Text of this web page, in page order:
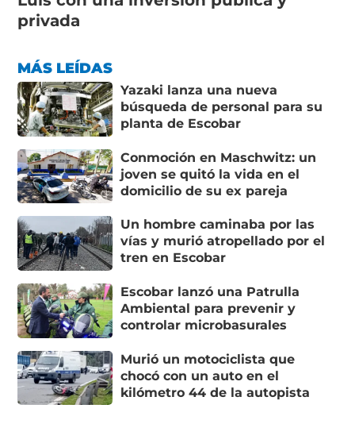
privada
MÁS LEÍDAS
Yazaki lanza una nueva
búsqueda de personal para su
planta de Escobar
Conmoción en Maschwitz: un
joven se quitó la vida en el
domicilio de su ex pareja
Un hombre caminaba por las
vías y murió atropellado por el
tren en Escobar
Escobar lanzó una Patrulla
Ambiental para prevenir y
controlar microbasurales
Murió un motociclista que
chocó con un auto en el
kilómetro 44 de la autopista